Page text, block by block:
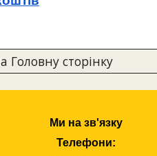
Головну сторінку
Ми на зв'язку
Телефони: